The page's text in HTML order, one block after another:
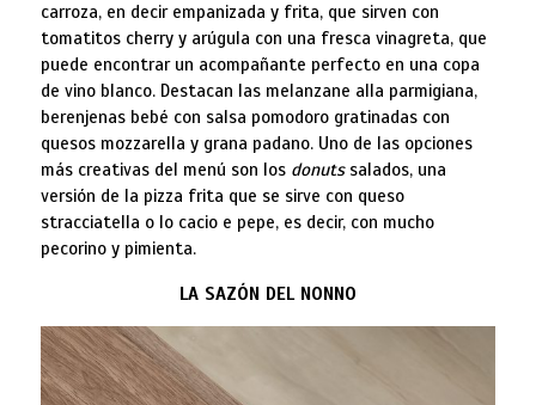
carroza, en decir empanizada y frita, que sirven con
tomatitos cherry y arúgula con una fresca vinagreta, que
puede encontrar un acompañante perfecto en una copa
de vino blanco. Destacan las melanzane alla parmigiana,
berenjenas bebé con salsa pomodoro gratinadas con
quesos mozzarella y grana padano. Uno de las opciones
más creativas del menú son los donutssalados, una
versión de la pizza frita que se sirve con queso
stracciatella o lo cacio e pepe, es decir, con mucho
pecorino y pimienta.
LA SAZÓN DEL NONNO